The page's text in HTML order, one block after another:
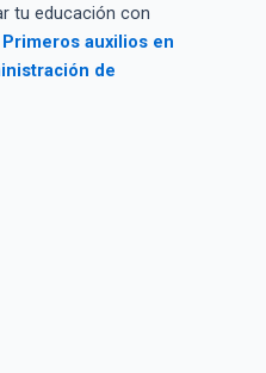
tu educación con
Primeros auxilios en
de